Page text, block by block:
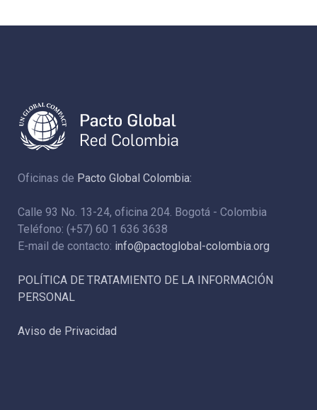
Oficinas de Pacto Global Colombia:
Calle 93 No. 13-24, oficina 204. Bogotá - Colombia
Teléfono: (+57) 60 1 636 3638
E-mail de contacto: info@pactoglobal-colombia.org
POLÍTICA DE TRATAMIENTO DE LA INFORMACIÓN
PERSONAL
Aviso de Privacidad